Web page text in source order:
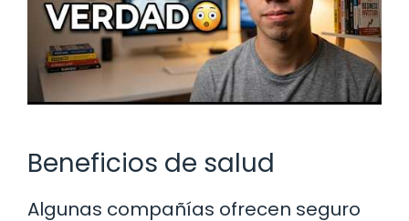
Beneficios de salud
Algunas compañías ofrecen seguro